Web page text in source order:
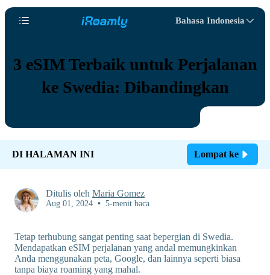
Bahasa Indonesia
3 eSIM Terbaik untuk Perjalanan
ke Swedia: Dibandingkan
DI HALAMAN INI Lompat ke
Ditulis oleh Maria Gomez
Aug 01, 2024 • 5-menit baca
Tetap terhubung sangat penting saat bepergian di Swedia.
Mendapatkan eSIM perjalanan yang andal memungkinkan
Anda menggunakan peta, Google, dan lainnya seperti biasa
tanpa biaya roaming yang mahal.